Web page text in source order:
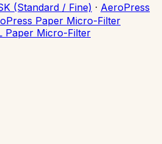
(Standard / Fine) · AeroPress
Paper Micro-Filter
Paper Micro-Filter